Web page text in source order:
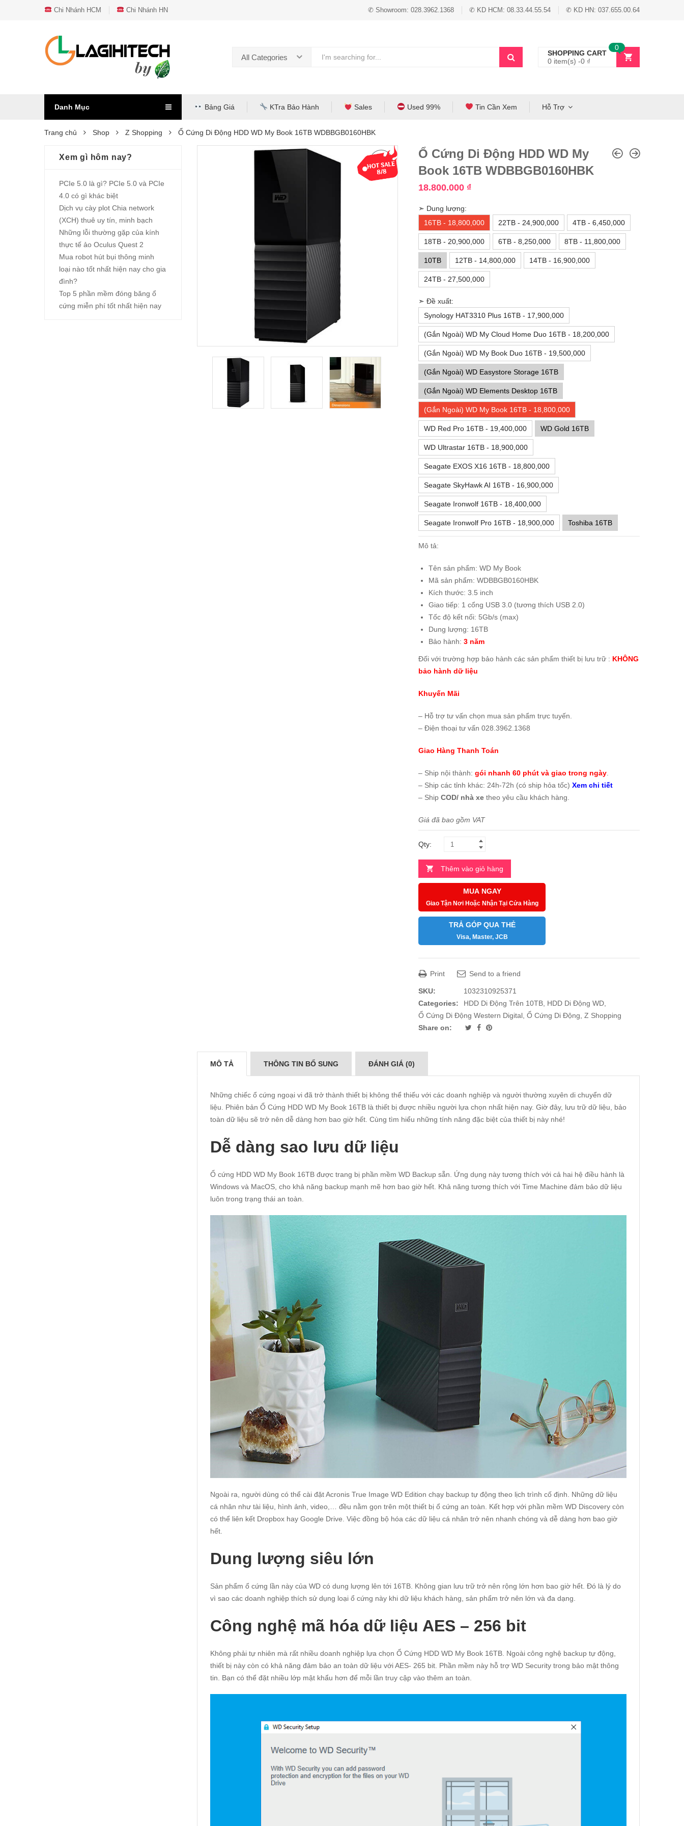
Chi Nhánh HCM Chi Nhánh HN ✆ Showroom: 028.3962.1368 ✆ KD HCM: 08.33.44.55.54 ✆ KD HN: 037.655.00.64
All Categories
SHOPPING CART
0 item(s) -0 ₫
0
Danh Mục Bảng Giá KTra Bảo Hành Sales Used 99% Tin Cần Xem Hỗ Trợ
Trang chủ Shop Z Shopping Ổ Cứng Di Động HDD WD My Book 16TB WDBBGB0160HBK
Ổ Cứng Di Động HDD WD My
Book 16TB WDBBGB0160HBK
18.800.000 ₫
➣ Dung lượng:
16TB - 18,800,000
22TB - 24,900,000 4TB - 6,450,000
18TB - 20,900,000 6TB - 8,250,000 8TB - 11,800,000
10TB 12TB - 14,800,000 14TB - 16,900,000
24TB - 27,500,000
➣ Đề xuất:
Synology HAT3310 Plus 16TB - 17,900,000
(Gắn Ngoài) WD My Cloud Home Duo 16TB - 18,200,000
(Gắn Ngoài) WD My Book Duo 16TB - 19,500,000
(Gắn Ngoài) WD Easystore Storage 16TB
(Gắn Ngoài) WD Elements Desktop 16TB
(Gắn Ngoài) WD My Book 16TB - 18,800,000
WD Red Pro 16TB - 19,400,000 WD Gold 16TB
WD Ultrastar 16TB - 18,900,000
Seagate EXOS X16 16TB - 18,800,000
Seagate SkyHawk AI 16TB - 16,900,000
Seagate Ironwolf 16TB - 18,400,000
Seagate Ironwolf Pro 16TB - 18,900,000 Toshiba 16TB
Mô tả:
Tên sản phẩm: WD My Book
Mã sản phẩm: WDBBGB0160HBK
Kích thước: 3.5 inch
Giao tiếp: 1 cổng USB 3.0 (tương thích USB 2.0)
Tốc độ kết nối: 5Gb/s (max)
Dung lượng: 16TB
Bảo hành: 3 năm
Đối với trường hợp bảo hành các sản phẩm thiết bị lưu trữ : KHÔNG
bảo hành dữ liệu
Khuyến Mãi
– Hỗ trợ tư vấn chọn mua sản phẩm trực tuyến.
– Điện thoại tư vấn 028.3962.1368
Giao Hàng Thanh Toán
– Ship nội thành: gói nhanh 60 phút và giao trong ngày
– Ship các tỉnh khác: 24h-72h (có ship hỏa tốc) Xem chi tiết
– Ship COD/ nhà xe theo yêu cầu khách hàng.
Giá đã bao gồm VAT
Qty:
Thêm vào giỏ hàng
MUA NGAY
Giao Tận Nơi Hoặc Nhận Tại Cửa Hàng
TRẢ GÓP QUA THẺ
Visa, Master, JCB
Print Send to a friend
SKU:
1032310925371
Categories:
HDD Di Động Trên 10TB, HDD Di Động WD,
Ổ Cứng Di Động Western Digital, Ổ Cứng Di Động, Z Shopping
Share on:
MÔ TẢ THÔNG TIN BỔ SUNG ĐÁNH GIÁ (0)
Những chiếc ổ cứng ngoại vi đã trở thành thiết bị không thể thiếu với các doanh nghiệp và người thường xuyên di chuyển dữ
liệu. Phiên bản Ổ Cứng HDD WD My Book 16TB là thiết bị được nhiều người lựa chọn nhất hiện nay. Giờ đây, lưu trữ dữ liệu, bảo
toàn dữ liệu sẽ trở nên dễ dàng hơn bao giờ hết. Cùng tìm hiểu những tính năng đặc biệt của thiết bị này nhé!
Dễ dàng sao lưu dữ liệu
Ổ cứng HDD WD My Book 16TB được trang bị phần mềm WD Backup sẵn. Ứng dụng này tương thích với cả hai hệ điều hành là
Windows và MacOS, cho khả năng backup mạnh mẽ hơn bao giờ hết. Khả năng tương thích với Time Machine đảm bảo dữ liệu
luôn trong trạng thái an toàn.
Ngoài ra, người dùng có thể cài đặt Acronis True Image WD Edition chạy backup tự động theo lịch trình cố định. Những dữ liệu
cá nhân như tài liệu, hình ảnh, video,… đều nằm gọn trên một thiết bị ổ cứng an toàn. Kết hợp với phần mềm WD Discovery còn
có thể liên kết Dropbox hay Google Drive. Việc đồng bộ hóa các dữ liệu cá nhân trở nên nhanh chóng và dễ dàng hơn bao giờ
hết.
Dung lượng siêu lớn
Sản phẩm ổ cứng lần này của WD có dung lượng lên tới 16TB. Không gian lưu trữ trở nên rộng lớn hơn bao giờ hết. Đó là lý do
vì sao các doanh nghiệp thích sử dụng loại ổ cứng này khi dữ liệu khách hàng, sản phẩm trở nên lớn và đa dạng.
Công nghệ mã hóa dữ liệu AES – 256 bit
Không phải tự nhiên mà rất nhiều doanh nghiệp lựa chọn Ổ Cứng HDD WD My Book 16TB. Ngoài công nghệ backup tự động,
thiết bị này còn có khả năng đảm bảo an toàn dữ liệu với AES- 265 bit. Phần mềm này hỗ trợ WD Security trong bảo mật thông
tin. Bạn có thể đặt nhiều lớp mật khẩu hơn để mỗi lần truy cập vào thêm an toàn.
Xem gì hôm nay?
PCIe 5.0 là gì? PCIe 5.0 và PCIe
4.0 có gì khác biệt
Dịch vụ cày plot Chia network
(XCH) thuê uy tín, minh bạch
Những lỗi thường gặp của kính
thực tế ảo Oculus Quest 2
Mua robot hút bụi thông minh
loại nào tốt nhất hiện nay cho gia
đình?
Top 5 phần mềm đóng băng ổ
cứng miễn phí tốt nhất hiện nay